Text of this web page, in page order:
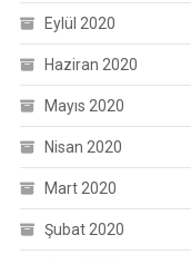
Eylül 2020
Haziran 2020
Mayıs 2020
Nisan 2020
Mart 2020
Şubat 2020